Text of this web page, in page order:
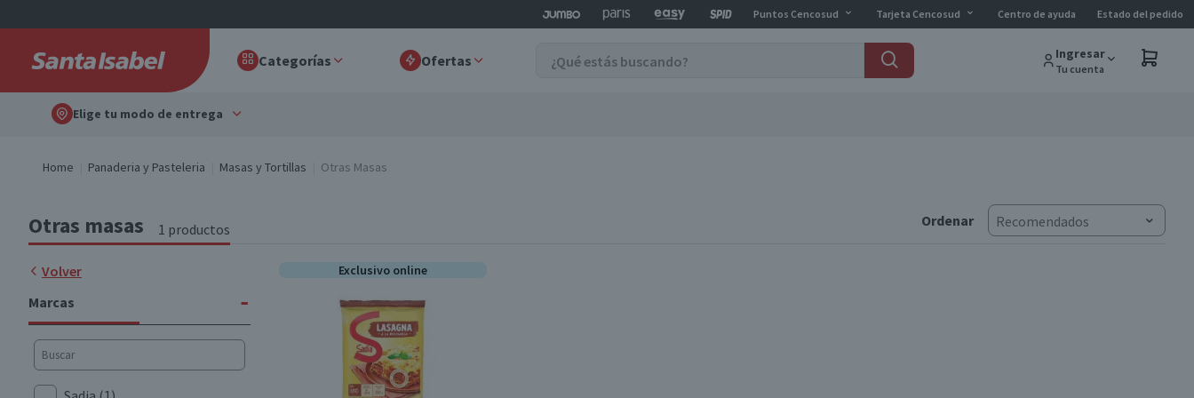
Puntos Cencosud Tarjeta Cencosud Centro de ayuda Estado del pedido
Categorías Ofertas Ingresar
Tu cuenta
Elige tu modo de entrega
Home Panaderia y Pasteleria Masas y Tortillas Otras Masas
Otras masas 1 productos Ordenar Recomendados
Volver
Marcas
-
Exclusivo online